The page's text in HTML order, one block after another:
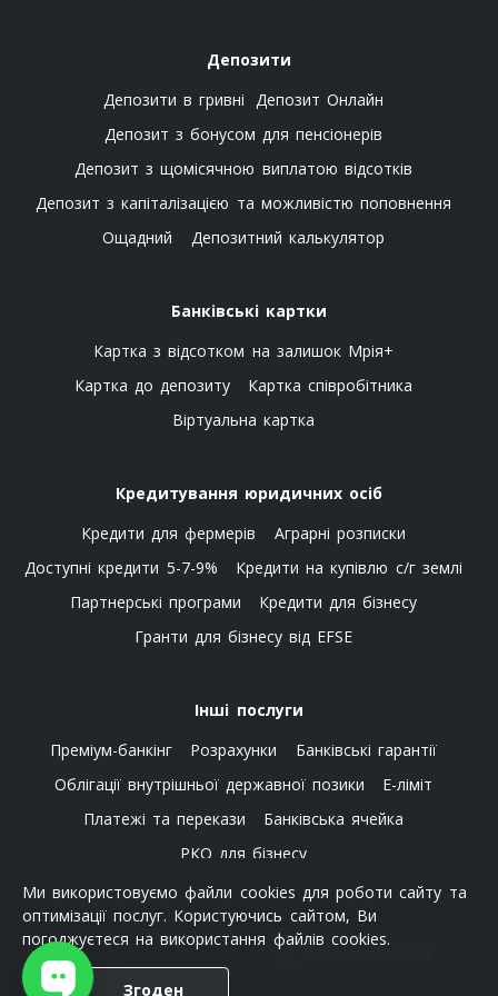
можливості
Картка з
відсотками на
залишок
Депозит з
поповненням«Класичний+
зняти
до кінця
строку
до кінця
відсотків
Залежно від
програми
Рівень
Найнижчий Середній Найвищий
Кому підходить депозит із виплатою
відсотків в кінці строку?
Депозит «Класичний+» підходить для вкладників, які вже
мають сформований капітал, прагнуть отримати від нього
кошти або нараховані відсотки не знадобляться їм
протягом терміну дії депозитного договору. Найчастіше
Зокрема, депозит «Класичний+» — це вигідний вибір для
гарантований бонус до базової ставки за наявності
пенсійного посвідчення: +0,25% у гривні або +0,15% у
доларах США. Ця надбавка діє на будь-який обраний
термін розміщення, а також автоматично зберігається
при пролонгації договору. Надійність банку та вигідні
найбільш привабливих депозитних продуктів на ринку в
категорії «пенсійний депозит».
Депозити
Депозити в гривні Депозит Онлайн
Депозит з бонусом для пенсіонерів
Депозит з щомісячною виплатою відсотків
Депозит з капіталізацією та можливістю поповнення
Ощадний
Депозитний калькулятор
Банківські картки
Картка з відсотком на залишок Мрія+
Картка до депозиту
Картка співробітника
Віртуальна картка
Кредитування юридичних осіб
Кредити для фермерів
Аграрні розписки
Доступні кредити 5-7-9%
Кредити на купівлю с/г землі
Партнерські програми
Кредити для бізнесу
Гранти для бізнесу від EFSE
Інші послуги
Преміум-банкінг
Розрахунки
Банківські гарантії
Облігації внутрішньої державної позики
E-ліміт
Платежі та перекази
Банківська ячейка
РКО для бізнесу
Корпоративна картка
Депозити для юридичних осіб
Фонд гарантування вкладів
Оренда комерційної нерухомості
Ми використовуємо файли cookies для роботи сайту та
оптимізації послуг. Користуючись сайтом, Ви
погоджуєтеся на використання файлів cookies.
Згоден